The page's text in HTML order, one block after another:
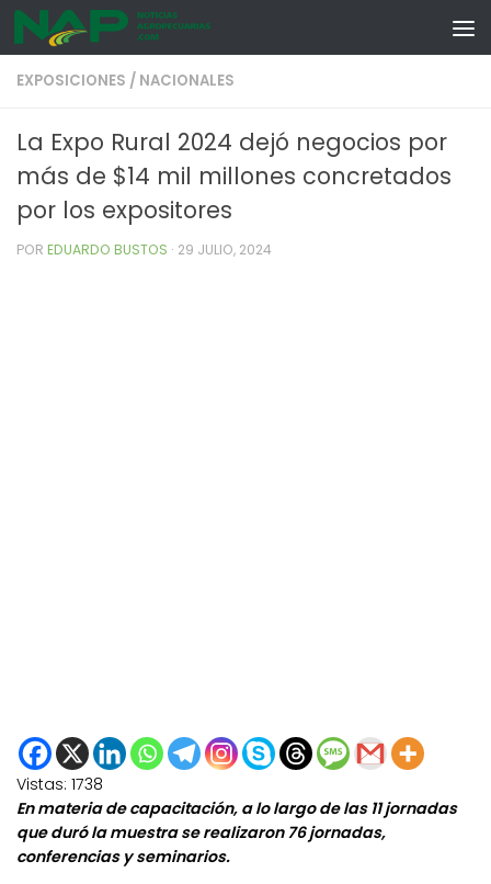
Skip to content
EXPOSICIONES / NACIONALES
La Expo Rural 2024 dejó negocios por
más de $14 mil millones concretados
por los expositores
POR EDUARDO BUSTOS · 29 JULIO, 2024
Vistas: 1738
En materia de capacitación, a lo largo de las 11 jornadas
que duró la muestra se realizaron 76 jornadas,
conferencias y seminarios.